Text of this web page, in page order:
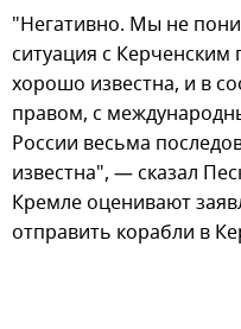
"Негативно. Мы не
ситуация с
хорошо известна, и в
правом, с
России весьма
известна", — сказал
Кремле оценивают
отправить корабли в